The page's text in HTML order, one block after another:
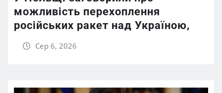
можливість перехоплення
російських ракет над Україною,
Сер 6, 2026